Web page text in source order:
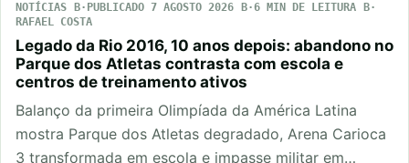
NOTÍCIAS PUBLICADO 7 AGOSTO 2026
6 MIN DE LEITURA
RAFAEL COSTA
Legado da Rio 2016, 10 anos depois: abandono no
Parque dos Atletas contrasta com escola e
centros de treinamento ativos
Balanço da primeira Olimpíada da América Latina
mostra Parque dos Atletas degradado, Arena Carioca
3 transformada em escola e impasse militar em…